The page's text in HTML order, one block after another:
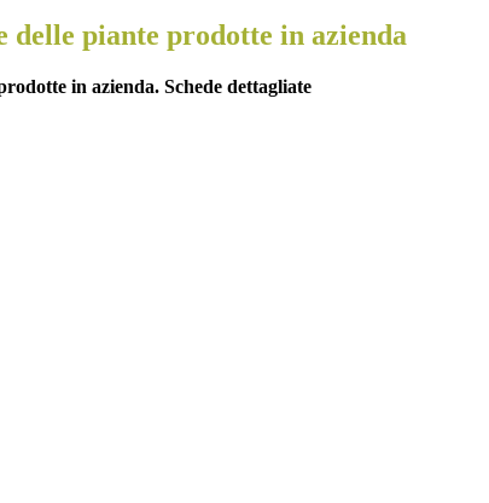
delle piante prodotte in azienda
in azienda. Schede dettagliate